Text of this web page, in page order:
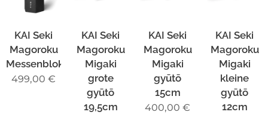
KAI Seki
Magoroku
Messenblok
499,00 €
KAI Seki
Magoroku
Migaki
grote
gyūtō
19,5cm
KAI Seki
Magoroku
Migaki
gyūtō
15cm
400,00 €
KAI Seki
Magoroku
Migaki
kleine
gyūtō
12cm